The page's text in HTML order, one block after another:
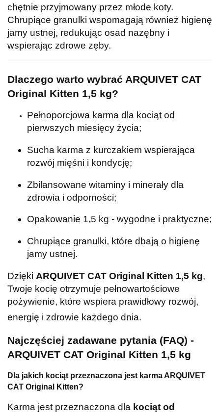
chętnie przyjmowany przez młode koty.
Chrupiące granulki wspomagają również higienę
jamy ustnej, redukując osad nazębny i
wspierając zdrowe zęby.
Dlaczego warto wybrać ARQUIVET CAT
Original Kitten 1,5 kg?
Pełnoporcjowa karma dla kociąt od
pierwszych miesięcy życia;
Sucha karma z kurczakiem wspierająca
rozwój mięśni i kondycję;
Zbilansowane witaminy i minerały dla
zdrowia i odporności;
Opakowanie 1,5 kg - wygodne i praktyczne;
Chrupiące granulki, które dbają o higienę
jamy ustnej.
Dzięki ARQUIVET CAT Original Kitten 1,5 kg,
Twoje kocię otrzymuje pełnowartościowe
pożywienie, które wspiera prawidłowy rozwój,
energię i zdrowie każdego dnia.
Najczęściej zadawane pytania (FAQ) -
ARQUIVET CAT Original Kitten 1,5 kg
Dla jakich kociąt przeznaczona jest karma ARQUIVET
CAT Original Kitten?
Karma jest przeznaczona dla kociąt od